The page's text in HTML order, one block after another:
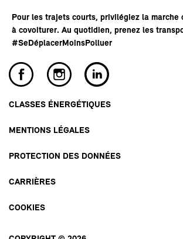
Pour les trajets courts, privilégiez la marche
à covoiturer. Au quotidien, prenez les
#SeDéplacerMoinsPolluer
CLASSES ÉNERGÉTIQUES
MENTIONS LÉGALES
PROTECTION DES DONNÉES
CARRIÈRES
COOKIES